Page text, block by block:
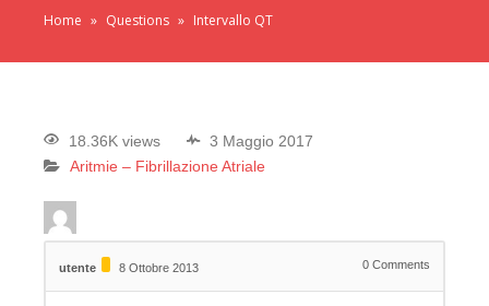
Home » Questions » Intervallo QT
18.36K views
3 Maggio 2017
Aritmie – Fibrillazione Atriale
utente 8 Ottobre 2013 0 Comments